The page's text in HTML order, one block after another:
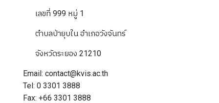
เลขที่ 999 หมู่ 1
ตำบลป่ายุบใน อำเภอวังจันทร์
จังหวัดระยอง 21210
Email: contact@kvis.ac.th
Tel: 0 3301 3888
Fax: +66 3301 3888